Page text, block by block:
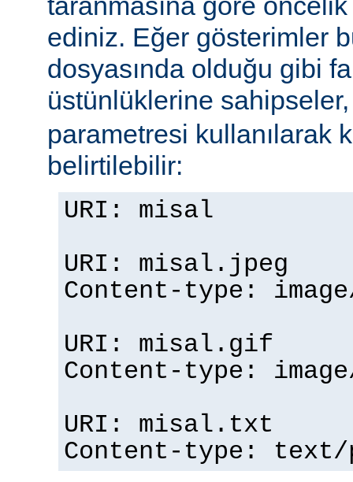
ediniz. Eğer gösterimler
dosyasında olduğu gibi
üstünlüklerine
parametresi kullanılarak
belirtilebilir:
URI: misal
URI: misal.jpeg
Content-type:
URI: misal.gif
Content-type:
URI: misal.txt
Content-type: